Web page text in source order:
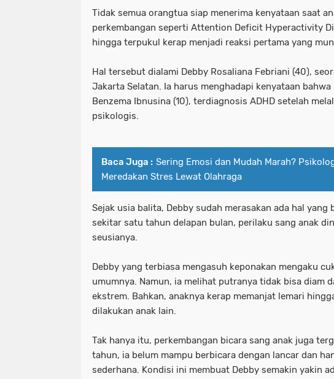
Tidak semua orangtua siap menerima kenyataan saat
perkembangan seperti Attention Deficit Hyperactivity
hingga terpukul kerap menjadi reaksi pertama yang
Hal tersebut dialami Debby Rosaliana Febriani (40),
Jakarta Selatan. Ia harus menghadapi kenyataan
Benzema Ibnusina (10), terdiagnosis ADHD setelah
psikologis.
Baca Juga : Sering Emosi dan Mudah Marah?
Meredakan Stres Lewat Olahraga
Sejak usia balita, Debby sudah merasakan ada hal yang
sekitar satu tahun delapan bulan, perilaku sang anak
seusianya.
Debby yang terbiasa mengasuh keponakan mengaku
umumnya. Namun, ia melihat putranya tidak bisa diam
ekstrem. Bahkan, anaknya kerap memanjat lemari
dilakukan anak lain.
Tak hanya itu, perkembangan bicara sang anak juga
tahun, ia belum mampu berbicara dengan lancar dan
sederhana. Kondisi ini membuat Debby semakin yakin